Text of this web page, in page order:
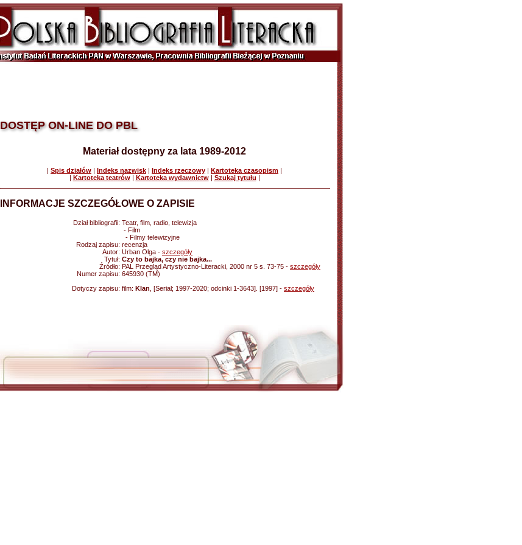
DOSTĘP ON-LINE DO PBL
Materiał dostępny za lata 1989-2012
| Spis działów | Indeks nazwisk | Indeks rzeczowy | Kartoteka czasopism |
| Kartoteka teatrów| Kartoteka wydawnictw| Szukaj tytułu |
INFORMACJE SZCZEGÓŁOWE O ZAPISIE
Dział bibliografii: Teatr, film, radio, telewizja
- Film
- Filmy telewizyjne
Rodzaj zapisu: recenzja
Autor: Urban Olga - szczegóły
Tytuł: Czy to bajka, czy nie bajka...
Źródło: PAL Przegląd Artystyczno-Literacki, 2000 nr 5 s. 73-75 - szczegóły
Numer zapisu: 645930 (TM)
Dotyczy zapisu: film: Klan , [Serial; 1997-2020; odcinki 1-3643]. [1997] - szczegóły